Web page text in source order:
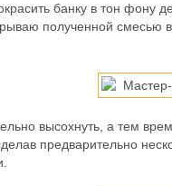
банку в тон фону
полученной смесью
высохнуть, а тем
предварительно